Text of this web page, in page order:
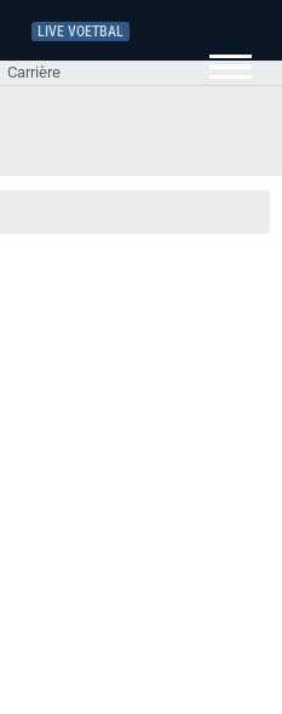
LIVE VOETBAL
Carrière